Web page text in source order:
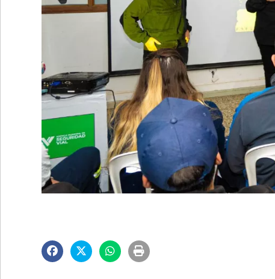
INTERNACIONALES
• RADIOS EN VIVO
©2007/2026